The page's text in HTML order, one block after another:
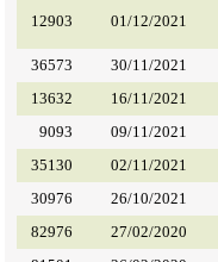
01/12/2021
12903
30/11/2021
36573
16/11/2021
13632
09/11/2021
9093
02/11/2021
35130
26/10/2021
30976
27/02/2020
82976